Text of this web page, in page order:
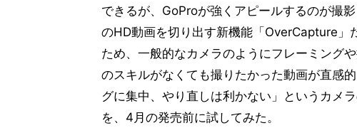
できるが、GoProが強くアピールするのが撮
のHD動画を切り出す新機能「OverCapture」
ため、一般的なカメラのようにフレーミング
のスキルがなくても撮りたかった動画が直感
グに集中、やり直しは利かない」というカメ
を、4月の発売前に試してみた。